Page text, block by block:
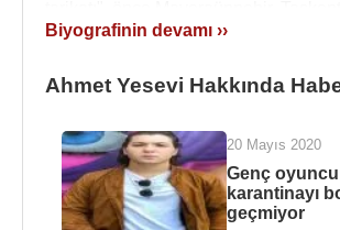
batı Türkistan'da etkili olmuştur.
arasında yayılan Yesevi tarikatı,
Balkanlara ulaşmıştır. 13. yüzyıl
görülmeye başlayan Bektaşîlik,
Yesevîlik tarikatından çıkmış
Biyografinin devamı ››
Ahmet Yesevi Hakkında
20 Mayıs 2020
Genç oyuncu
karantinayı
geçmiyor